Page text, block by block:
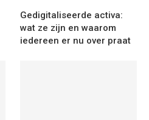
Gedigitaliseerde activa:
wat ze zijn en waarom
iedereen er nu over praat